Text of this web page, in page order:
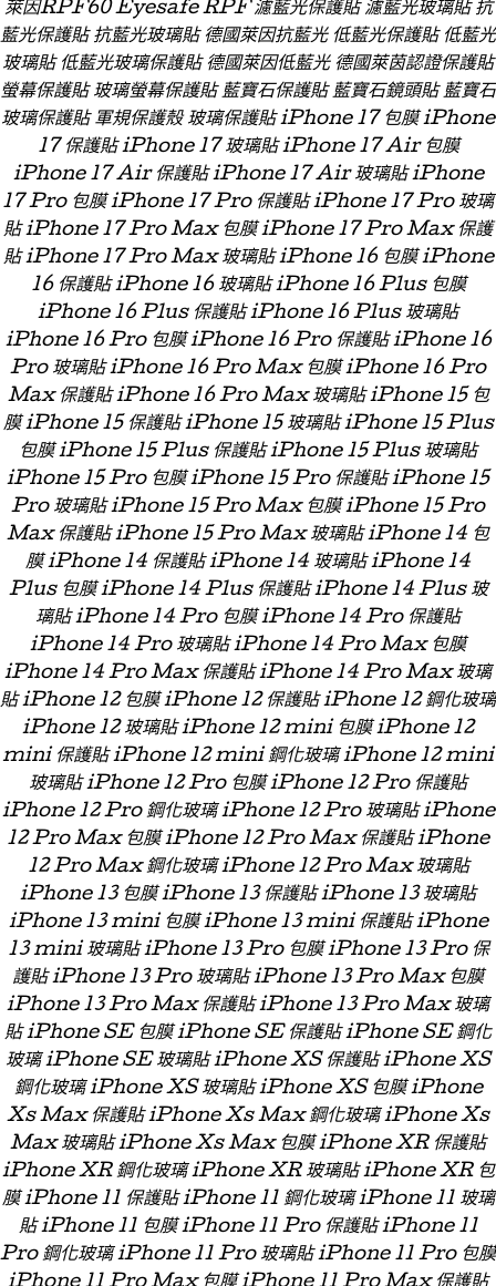
萊因RPF60 Eyesafe RPF 濾藍光保護貼 濾藍光玻璃貼 抗
藍光保護貼 抗藍光玻璃貼 德國萊因抗藍光 低藍光保護貼 低藍光
玻璃貼 低藍光玻璃保護貼 德國萊因低藍光 德國萊茵認證保護貼
螢幕保護貼 玻璃螢幕保護貼 藍寶石保護貼 藍寶石鏡頭貼 藍寶石
玻璃保護貼 軍規保護殼 玻璃保護貼 iPhone 17 包膜 iPhone
17 保護貼 iPhone 17 玻璃貼 iPhone 17 Air 包膜
iPhone 17 Air 保護貼 iPhone 17 Air 玻璃貼 iPhone
17 Pro 包膜 iPhone 17 Pro 保護貼 iPhone 17 Pro 玻璃
貼 iPhone 17 Pro Max 包膜 iPhone 17 Pro Max 保護
貼 iPhone 17 Pro Max 玻璃貼 iPhone 16 包膜 iPhone
16 保護貼 iPhone 16 玻璃貼 iPhone 16 Plus 包膜
iPhone 16 Plus 保護貼 iPhone 16 Plus 玻璃貼
iPhone 16 Pro 包膜 iPhone 16 Pro 保護貼 iPhone 16
Pro 玻璃貼 iPhone 16 Pro Max 包膜 iPhone 16 Pro
Max 保護貼 iPhone 16 Pro Max 玻璃貼 iPhone 15 包
膜 iPhone 15 保護貼 iPhone 15 玻璃貼 iPhone 15 Plus
包膜 iPhone 15 Plus 保護貼 iPhone 15 Plus 玻璃貼
iPhone 15 Pro 包膜 iPhone 15 Pro 保護貼 iPhone 15
Pro 玻璃貼 iPhone 15 Pro Max 包膜 iPhone 15 Pro
Max 保護貼 iPhone 15 Pro Max 玻璃貼 iPhone 14 包
膜 iPhone 14 保護貼 iPhone 14 玻璃貼 iPhone 14
Plus 包膜 iPhone 14 Plus 保護貼 iPhone 14 Plus 玻
璃貼 iPhone 14 Pro 包膜 iPhone 14 Pro 保護貼
iPhone 14 Pro 玻璃貼 iPhone 14 Pro Max 包膜
iPhone 14 Pro Max 保護貼 iPhone 14 Pro Max 玻璃
貼 iPhone 12 包膜 iPhone 12 保護貼 iPhone 12 鋼化玻璃
iPhone 12 玻璃貼 iPhone 12 mini 包膜 iPhone 12
mini 保護貼 iPhone 12 mini 鋼化玻璃 iPhone 12 mini
玻璃貼 iPhone 12 Pro 包膜 iPhone 12 Pro 保護貼
iPhone 12 Pro 鋼化玻璃 iPhone 12 Pro 玻璃貼 iPhone
12 Pro Max 包膜 iPhone 12 Pro Max 保護貼 iPhone
12 Pro Max 鋼化玻璃 iPhone 12 Pro Max 玻璃貼
iPhone 13 包膜 iPhone 13 保護貼 iPhone 13 玻璃貼
iPhone 13 mini 包膜 iPhone 13 mini 保護貼 iPhone
13 mini 玻璃貼 iPhone 13 Pro 包膜 iPhone 13 Pro 保
護貼 iPhone 13 Pro 玻璃貼 iPhone 13 Pro Max 包膜
iPhone 13 Pro Max 保護貼 iPhone 13 Pro Max 玻璃
貼 iPhone SE 包膜 iPhone SE 保護貼 iPhone SE 鋼化
玻璃 iPhone SE 玻璃貼 iPhone XS 保護貼 iPhone XS
鋼化玻璃 iPhone XS 玻璃貼 iPhone XS 包膜 iPhone
Xs Max 保護貼 iPhone Xs Max 鋼化玻璃 iPhone Xs
Max 玻璃貼 iPhone Xs Max 包膜 iPhone XR 保護貼
iPhone XR 鋼化玻璃 iPhone XR 玻璃貼 iPhone XR 包
膜 iPhone 11 保護貼 iPhone 11 鋼化玻璃 iPhone 11 玻璃
貼 iPhone 11 包膜 iPhone 11 Pro 保護貼 iPhone 11
Pro 鋼化玻璃 iPhone 11 Pro 玻璃貼 iPhone 11 Pro 包膜